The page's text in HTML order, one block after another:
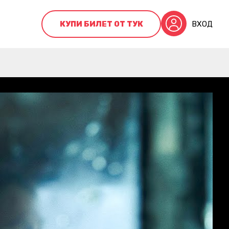
КУПИ БИЛЕТ ОТ ТУК ВХОД